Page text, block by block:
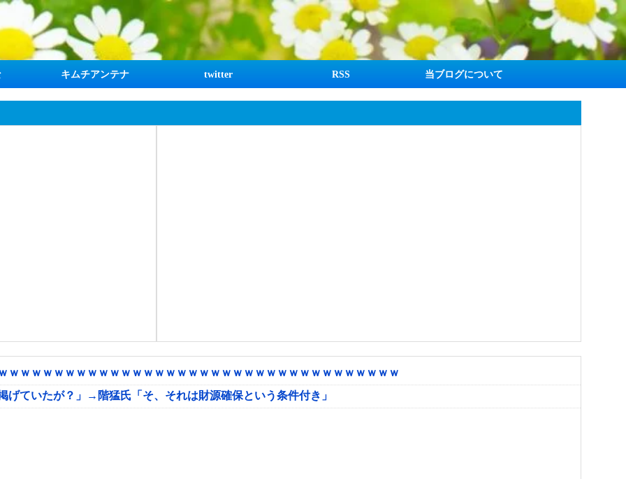
キムチアンテナ twitter RSS 当ブログについて
ｗｗｗｗｗｗｗｗｗｗｗｗｗｗｗｗｗｗｗｗｗｗｗｗｗｗｗｗｗｗｗｗｗｗ
ていたが？」→階猛氏「そ、それは財源確保という条件付き」